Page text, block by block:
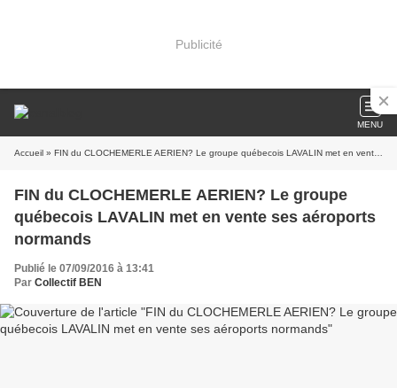
Publicité
MENU
Accueil » FIN du CLOCHEMERLE AERIEN? Le groupe québecois LAVALIN met en vente ses aéroports normands
FIN du CLOCHEMERLE AERIEN? Le groupe
québecois LAVALIN met en vente ses aéroports
normands
Publié le 07/09/2016 à 13:41
Par Collectif BEN